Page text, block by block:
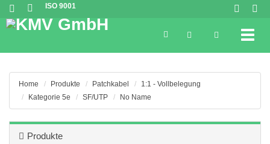
ISO 9001
Home Produkte Patchkabel
1:1 - Vollbelegung
Kategorie 5e
SF/UTP No Name
Produkte